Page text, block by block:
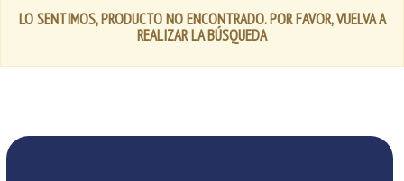
LO SENTIMOS, PRODUCTO NO ENCONTRADO. POR FAVOR, VUELVA A
REALIZAR LA BÚSQUEDA